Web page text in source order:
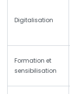
Digitalisation
Formation et
sensibilisation